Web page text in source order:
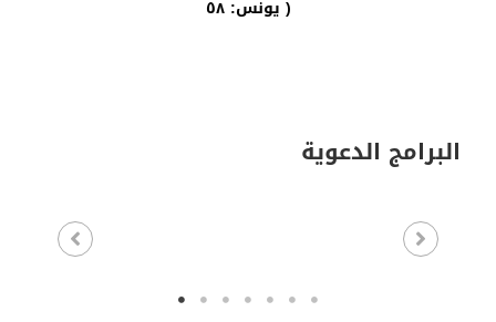
يونس: ٥٨ )
البرامج الدعوية